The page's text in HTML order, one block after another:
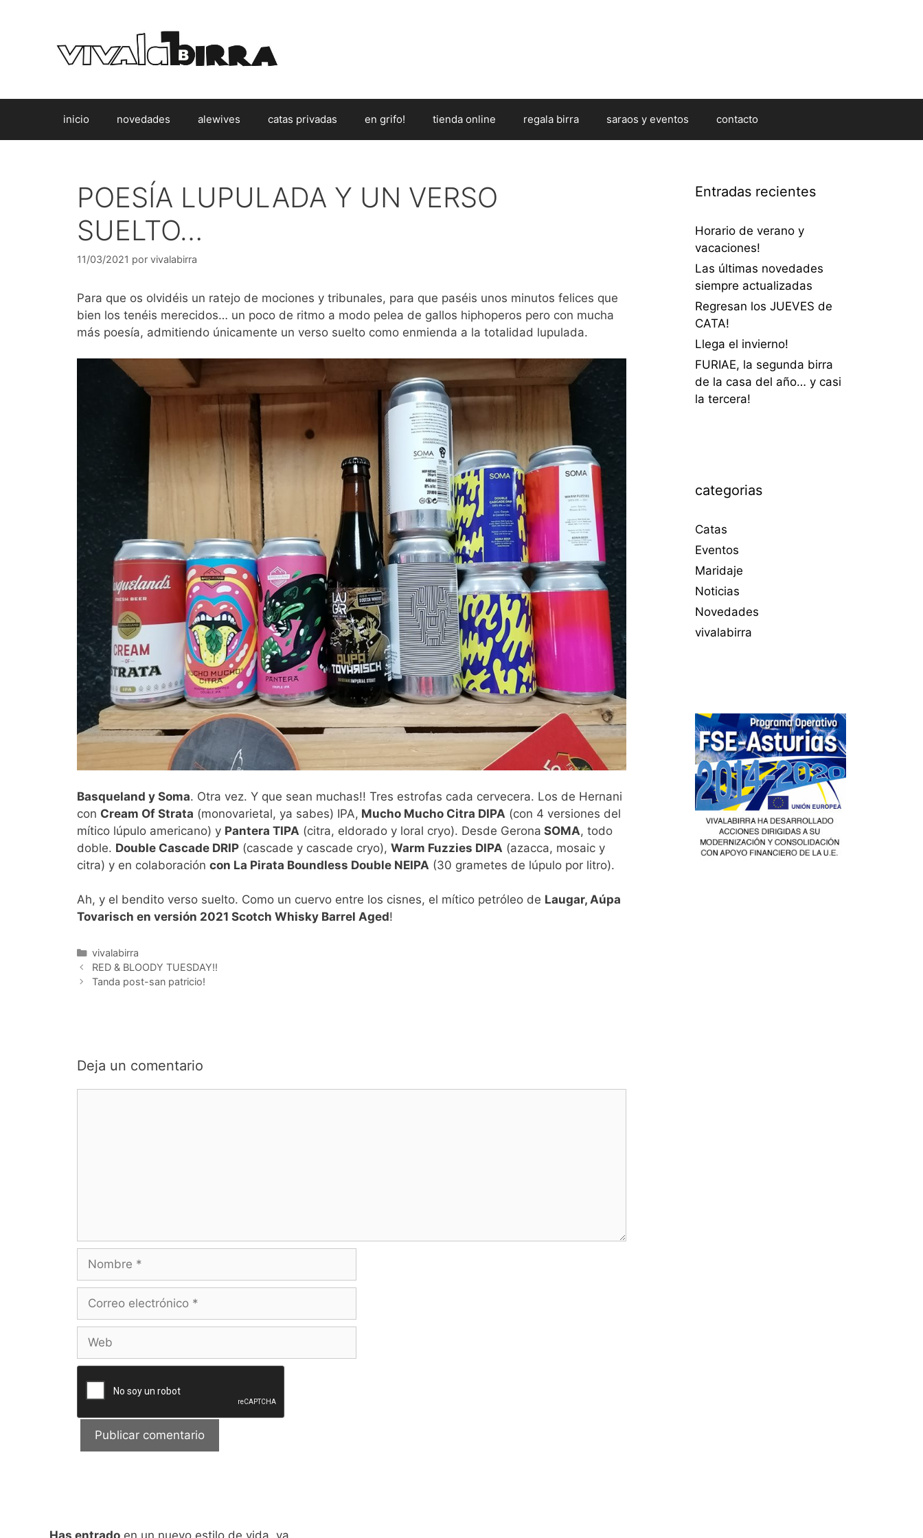
inicio novedades alewives catas privadas en grifo! tienda online regala birra saraos y eventos contacto
POESÍA LUPULADA Y UN VERSO
SUELTO…
11/03/2021 por vivalabirra
Para que os olvidéis un ratejo de mociones y tribunales, para que paséis unos minutos felices que
bien los tenéis merecidos… un poco de ritmo a modo pelea de gallos hiphoperos pero con mucha
más poesía, admitiendo únicamente un verso suelto como enmienda a la totalidad lupulada.
Basqueland y Soma. Otra vez. Y que sean muchas!! Tres estrofas cada cervecera. Los de Hernani
con Cream Of Strata (monovarietal, ya sabes) IPA, Mucho Mucho Citra DIPA (con 4 versiones del
mítico lúpulo americano) y Pantera TIPA (citra, eldorado y loral cryo). Desde Gerona SOMA, todo
doble. Double Cascade DRIP (cascade y cascade cryo), Warm Fuzzies DIPA (azacca, mosaic y
citra) y en colaboración con La Pirata Boundless Double NEIPA (30 grametes de lúpulo por litro).
Ah, y el bendito verso suelto. Como un cuervo entre los cisnes, el mítico petróleo de Laugar, Aúpa
Tovarisch en versión 2021 Scotch Whisky Barrel Aged!
Categorías
vivalabirra
RED & BLOODY TUESDAY!!
Tanda post-san patricio!
Deja un comentario
Nombre
Correo
Web
Entradas recientes
Horario de verano y
vacaciones!
Las últimas novedades
siempre actualizadas
Regresan los JUEVES de
CATA!
Llega el invierno!
FURIAE, la segunda birra
de la casa del año… y casi
la tercera!
categorias
Catas
Eventos
Maridaje
Noticias
Novedades
vivalabirra